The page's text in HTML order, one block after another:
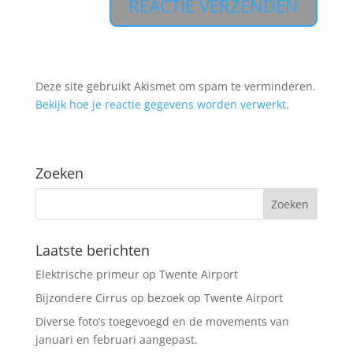
t
e
t
i
:
Deze site gebruikt Akismet om spam te verminderen.
Bekijk hoe je reactie gegevens worden verwerkt.
Zoeken
Laatste berichten
Elektrische primeur op Twente Airport
Bijzondere Cirrus op bezoek op Twente Airport
Diverse foto’s toegevoegd en de movements van
januari en februari aangepast.